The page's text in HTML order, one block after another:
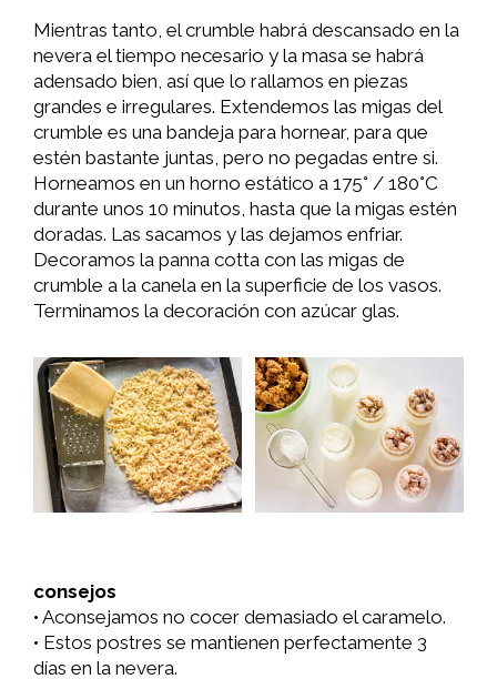
Mientras tanto, el crumble habrá descansado en la
nevera el tiempo necesario y la masa se habrá
adensado bien, así que lo rallamos en piezas
grandes e irregulares. Extendemos las migas del
crumble es una bandeja para hornear, para que
estén bastante juntas, pero no pegadas entre si.
Horneamos en un horno estático a 175° / 180°C
durante unos 10 minutos, hasta que la migas estén
doradas. Las sacamos y las dejamos enfriar.
Decoramos la panna cotta con las migas de
crumble a la canela en la superficie de los vasos.
Terminamos la decoración con azúcar glas.
consejos
• Aconsejamos no cocer demasiado el caramelo.
• Estos postres se mantienen perfectamente 3
días en la nevera.